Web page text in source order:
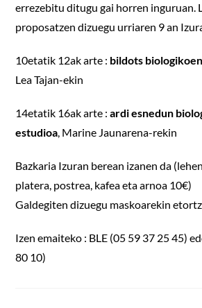
errezebitu ditugu gai horren inguruan.
proposatzen dizuegu urriaren 9 an
10etatik 12ak arte : bildots
Lea Tajan-ekin
14etatik 16ak arte :ardi esnedun
estudioa, Marine Jaunarena-rekin
Bazkaria Izuran berean izanen da
platera, postrea, kafea eta arnoa 10€)
Galdegiten dizuegu maskoarekin
Izen emaiteko : BLE (05 59 37 25 45)
80 10)